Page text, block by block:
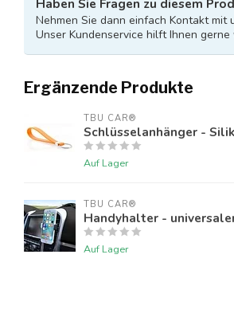
Haben Sie Fragen zu diesem
Nehmen Sie dann einfach Kontakt mit
Unser Kundenservice hilft Ihnen gerne
Ergänzende Produkte
TBU CAR®
Schlüsselanhänger -
Auf Lager
TBU CAR®
Handyhalter -
Auf Lager